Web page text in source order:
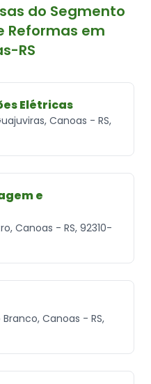
do Segmento
Reformas em
RS
Elétricas
Canoas - RS,
e
Canoas - RS, 92310-
Canoas - RS,